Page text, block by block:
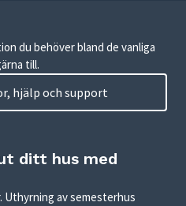
du behöver bland de vanliga
till.
hjälp och support
ditt hus med
Uthyrning av semesterhus